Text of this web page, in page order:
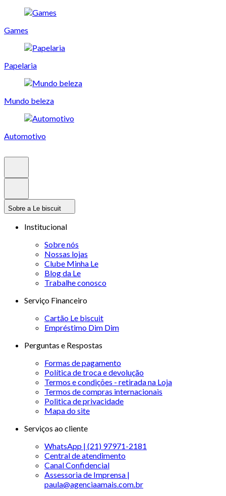
Games
Papelaria
Mundo beleza
Automotivo
Sobre a Le biscuit
Institucional
Sobre nós
Nossas lojas
Clube Minha Le
Blog da Le
Trabalhe conosco
Serviço Financeiro
Cartão Le biscuit
Empréstimo Dim Dim
Perguntas e Respostas
Formas de pagamento
Política de troca e devolução
Termos e condições - retirada na Loja
Termos de compras internacionais
Politica de privacidade
Mapa do site
Serviços ao cliente
WhatsApp | (21) 97971-2181
Central de atendimento
Canal Confidencial
Assessoria de Imprensa |
paula@agenciaamais.com.br